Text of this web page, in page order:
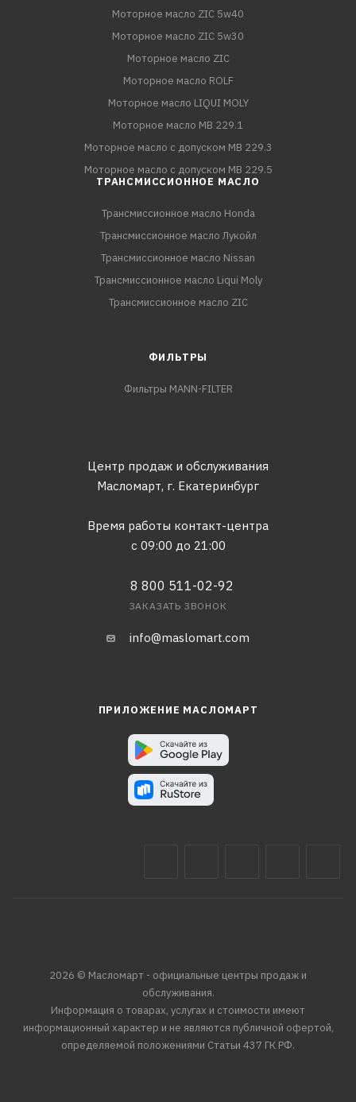
Моторное масло ZIC 5w40
Моторное масло ZIC 5w30
Моторное масло ZIC
Моторное масло ROLF
Моторное масло LIQUI MOLY
Моторное масло MB 229.1
Моторное масло с допуском MB 229.3
Моторное масло с допуском MB 229.5
ТРАНСМИССИОННОЕ МАСЛО
Трансмиссионное масло Honda
Трансмиссионное масло Лукойл
Трансмиссионное масло Nissan
Трансмиссионное масло Liqui Moly
Трансмиссионное масло ZIC
ФИЛЬТРЫ
Фильтры MANN-FILTER
Центр продаж и обслуживания
Масломарт, г. Екатеринбург
Время работы контакт-центра
с 09:00 до 21:00
8 800 511-02-92
ЗАКАЗАТЬ ЗВОНОК
info@maslomart.com
ПРИЛОЖЕНИЕ МАСЛОМАРТ
2026 © Масломарт - официальные центры продаж и
обслуживания.
Информация о товарах, услугах и стоимости имеют
информационный характер и не являются публичной офертой,
определяемой положениями Статьи 437 ГК РФ.